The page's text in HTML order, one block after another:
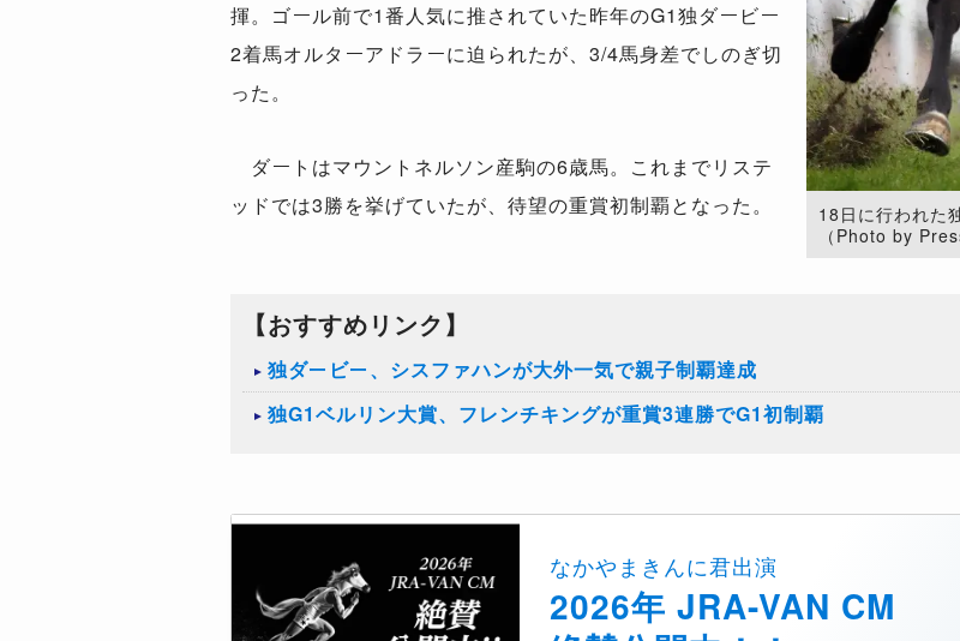
18日に行われた
（Photo by
揮。ゴール前で1番人気に推されていた昨年のG1独ダービー
2着馬オルターアドラーに迫られたが、3/4馬身差でしのぎ切
った。
ダートはマウントネルソン産駒の6歳馬。これまでリステ
ッドでは3勝を挙げていたが、待望の重賞初制覇となった。
【おすすめリンク】
独ダービー、シスファハンが大外一気で親子制覇達成
独G1ベルリン大賞、フレンチキングが重賞3連勝でG1初制覇
なかやまきんに君出演
2026年 JRA-VAN CM